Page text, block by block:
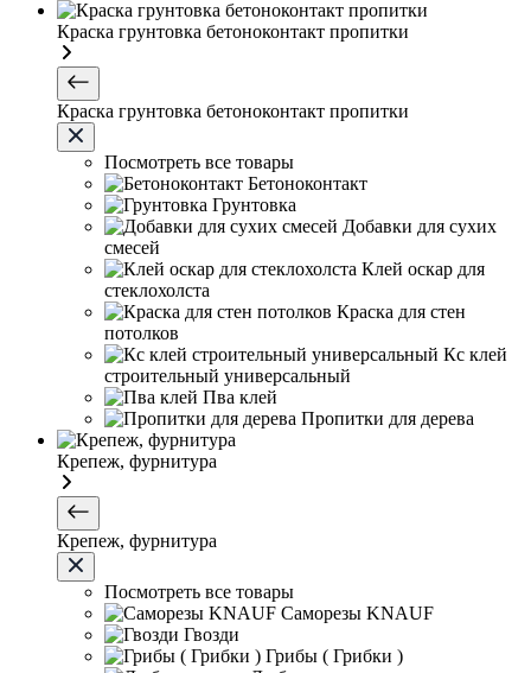
Краска грунтовка бетоноконтакт пропитки
Краска грунтовка бетоноконтакт пропитки
Посмотреть все товары
Бетоноконтакт
Грунтовка
Добавки для сухих
смесей
Клей оскар для
стеклохолста
Краска для стен
потолков
Кс клей
строительный универсальный
Пва клей
Пропитки для дерева
Крепеж, фурнитура
Крепеж, фурнитура
Посмотреть все товары
Саморезы KNAUF
Гвозди
Грибы ( Грибки )